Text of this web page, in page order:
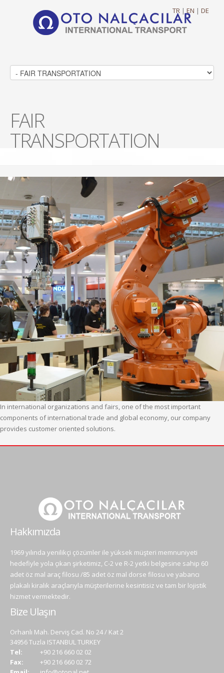
TR | EN | DE
FAIR
TRANSPORTATION
In international organizations and fairs, one of the most important
components of international trade and global economy, our company
provides customer oriented solutions.
Hakkımızda
1969 yılında yenilikçi çözümler ile yüksek müşteri memnuniyeti
hedefiyle yola çıkan şirketimiz, C-2 ve R-2 yetki belgesine sahip 60
adet öz mal araç filosu /85 adet öz mal dorse filosu ve yabancı
plakalı kiralık araçlarıyla müşterilerine kesintisiz ve tam bir lojistik
hizmet vermektedir.
Bize Ulaşın
Orhanlı Mah. Derviş Cad. No 24 / Kat 2
34956 Tuzla ISTANBUL TURKEY
Tel:
+90 216 660 02 02
Fax:
+90 216 660 02 72